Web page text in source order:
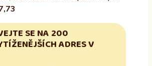
SE NA 200
ADRES V